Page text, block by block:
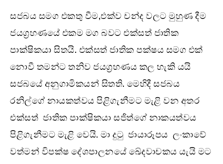
සජබය සමග එකතු වීම,එක්ව චන්ද වලට මුහුණ දීම
ජයග්‍රහණයේ එකම මග බවට එක්සත් ජාතික
පාක්ෂිකයා සිතයි. එක්සත් ජාතික පක්ෂය සමග එක්
නොවී තමන්ට තනිව ජයග්‍රහණය කල හැකි යයි
සජබයේ අනුගාමිකයන් සිතති. මෙහිදී සජබය
රනිල්ගේ නායකත්වය පිළිගැනීමට මැළි වන අතර
එක්සත් ජාතික පාක්ෂිකයා සජිත්ගේ නාකයත්වය
පිළිගැනීමට මැළි වෙයි. මා දුටු ජායාරූපය ලංකාවේ
වත්මන් විපක්ෂ දේශපාලනයේ ඛේදවාචකය යැයි මට